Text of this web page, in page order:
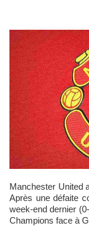
Manchester United a du mal à trouver son rythme cette saison.
Après une défaite
week-end dernier
Champions face à